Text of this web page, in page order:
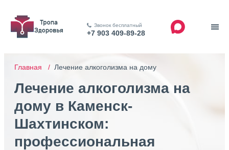
Звонок бесплатный
+7 903 409-89-28
Главная / Лечение алкоголизма на дому
Лечение алкоголизма на
дому в Каменск-
Шахтинском:
профессиональная